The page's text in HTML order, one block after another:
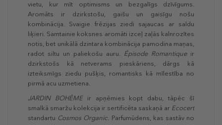
vietu, kur mīt optimisms un bezgalīgs dzīvīgums.
Aromāts ir dzirkstošu, gaišu un gaisīgu nošu
kombinācija. Svaigie frēzijas ziedi sajaucas ar saldu
liķieri. Samtainie koksnes aromāti izceļ zaļās kalnrozītes
notis, bet unikālā dzintara kombinācija pamodina maņas,
radot siltu un paliekošu auru. Épisode Romantiqueir
dzirkstošs kā netverams pieskāriens, dārgs kā
izteiksmīgs ziedu pušķis, romantisks kā mīlestība no
pirmā acu uzmetiena.
JARDIN BOHÈMEir apņēmies kopt dabu, tāpēc šī
smalkā smaržu kolekcija ir sertificēta saskaņā ar Ecocert
standartu Cosmos Organic. Parfumūdens, kas sastāv no